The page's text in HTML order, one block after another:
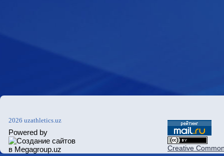
2026 uzathletics.uz
Powered by
Creative